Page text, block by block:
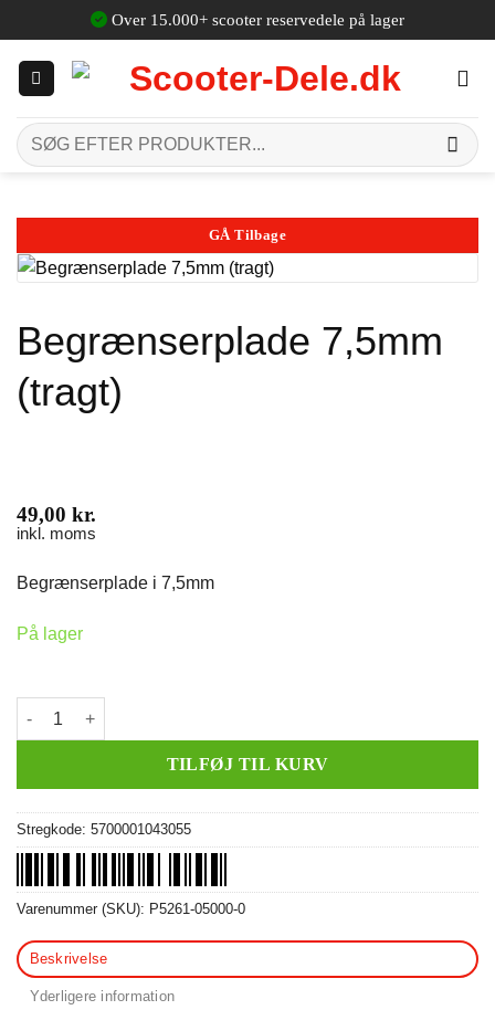
til
indhold
Over 15.000+ scooter reservedele på lager
Søg
efter:
GÅ Tilbage
Begrænserplade 7,5mm
(tragt)
49,00 kr.
inkl. moms
Begrænserplade i 7,5mm
På lager
Begrænserplade 7,5mm (tragt) antal
TILFØJ TIL KURV
Stregkode: 5700001043055
Varenummer (SKU): P5261-05000-0
Beskrivelse
Yderligere information